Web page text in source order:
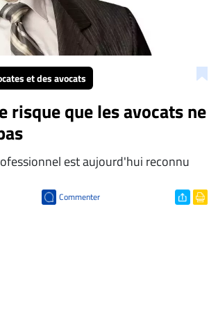
et des avocats
risque que les avocats ne
est aujourd'hui reconnu
Commenter